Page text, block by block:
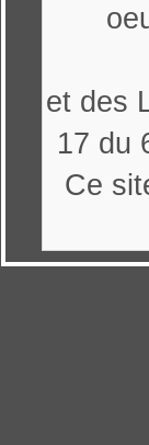
et des
17 du
Ce